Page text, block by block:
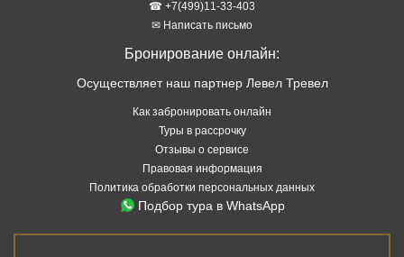
☎ +7(499)11-33-403
✉ Написать письмо
Бронирование онлайн:
Осуществляет наш партнер Левел Тревел
Как забронировать онлайн
Туры в рассрочку
Отзывы о сервисе
Правовая информация
Политика обработки персональных данных
Подбор тура в WhatsApp